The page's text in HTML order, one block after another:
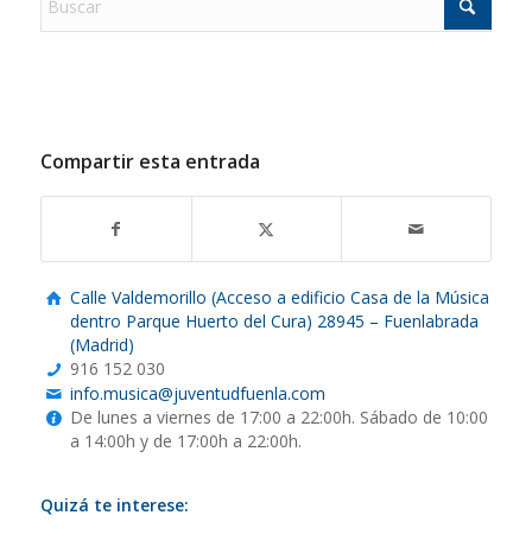
Compartir esta entrada
Calle Valdemorillo (Acceso a edificio Casa de la Música
dentro Parque Huerto del Cura) 28945 – Fuenlabrada
(Madrid)
916 152 030
info.musica@juventudfuenla.com
De lunes a viernes de 17:00 a 22:00h. Sábado de 10:00
a 14:00h y de 17:00h a 22:00h.
Quizá te interese: